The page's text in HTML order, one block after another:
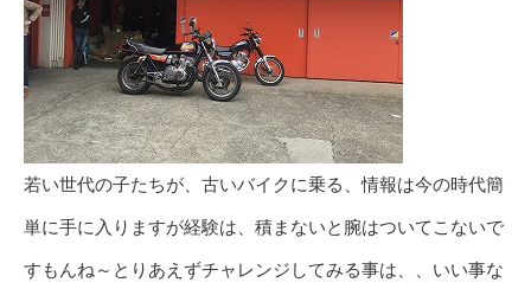
若い世代の子たちが、古いバイクに乗る、情報は今の時代簡
単に手に入りますが経験は、積まないと腕はついてこないで
すもんね～とりあえずチャレンジしてみる事は、、いい事な